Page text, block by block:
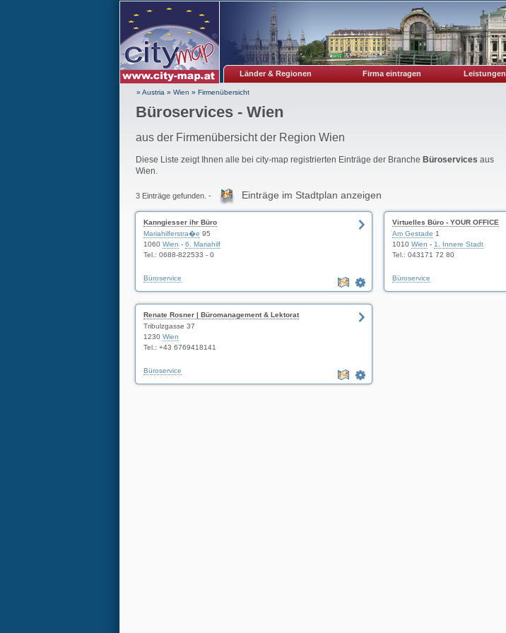
Länder & Regionen Firma eintragen Leistungen
» Austria » Wien » Firmenübersicht
Büroservices - Wien
aus der Firmenübersicht der Region Wien
Diese Liste zeigt Ihnen alle bei city-map registrierten Einträge der Branche Büroservices aus
Wien.
3 Einträge gefunden. - Einträge im Stadtplan anzeigen
Kanngiesser ihr Büro
Mariahilferstra�e 95
1060 Wien - 6. Mariahilf
Tel.: 0688-822533 - 0
Büroservice
Virtuelles Büro - YOUR OFFICE
Am Gestade 1
1010 Wien - 1. Innere Stadt
Tel.: 043171 72 80
Büroservice
Renate Rosner | Büromanagement & Lektorat
Tribulzgasse 37
1230 Wien
Tel.: +43 6769418141
Büroservice